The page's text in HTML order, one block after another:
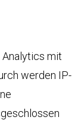
mit
werden IP-